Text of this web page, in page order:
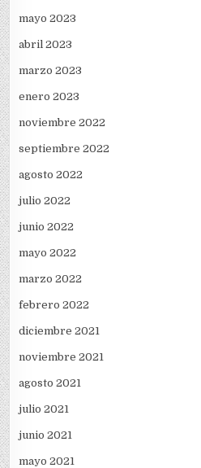
mayo 2023
abril 2023
marzo 2023
enero 2023
noviembre 2022
septiembre 2022
agosto 2022
julio 2022
junio 2022
mayo 2022
marzo 2022
febrero 2022
diciembre 2021
noviembre 2021
agosto 2021
julio 2021
junio 2021
mayo 2021